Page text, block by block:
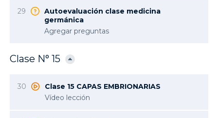
29
Autoevaluación clase medicina
germánica
Agregar preguntas
Clase N° 15
30
Clase 15 CAPAS EMBRIONARIAS
Vídeo lección